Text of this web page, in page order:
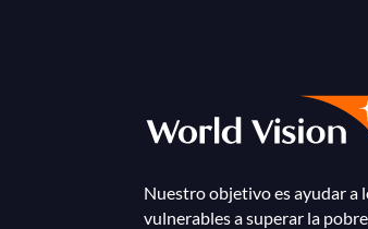
Nuestro objetivo es ayudar a
vulnerables a superar la